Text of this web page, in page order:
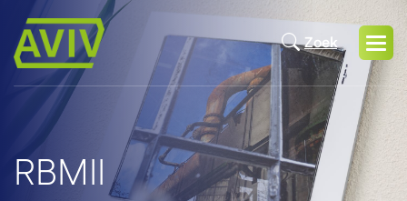
Zoek
RBMII